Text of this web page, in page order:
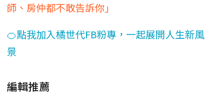
師、房仲都不敢告訴你」
🍊點我加入橘世代FB粉專，一起展開人生新風
景
編輯推薦